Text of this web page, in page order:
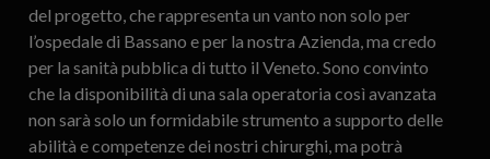
del progetto, che rappresenta un vanto non solo per
l’ospedale di Bassano e per la nostra Azienda, ma credo
per la sanità pubblica di tutto il Veneto. Sono convinto
che la disponibilità di una sala operatoria così avanzata
non sarà solo un formidabile strumento a supporto delle
abilità e competenze dei nostri chirurghi, ma potrà